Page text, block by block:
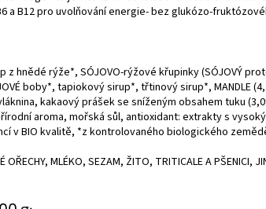
a B12 pro uvolňování energie- bez glukózo-
z hnědé rýže*, SÓJOVO-rýžové křupinky (SÓJOVÝ
boby*, tapiokový sirup*, třtinový sirup*, MANDLE
kakaový prášek se sníženým obsahem tuku
aroma, mořská sůl, antioxidant: extrakty s
v BIO kvalitě, *z kontrolovaného biologického
MLÉKO, SEZAM, ŽITO, TRITICALE A PŠENICI,